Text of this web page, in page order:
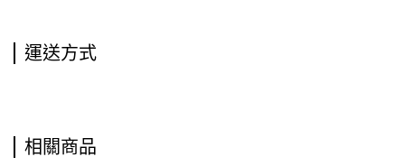
運送方式
相關商品